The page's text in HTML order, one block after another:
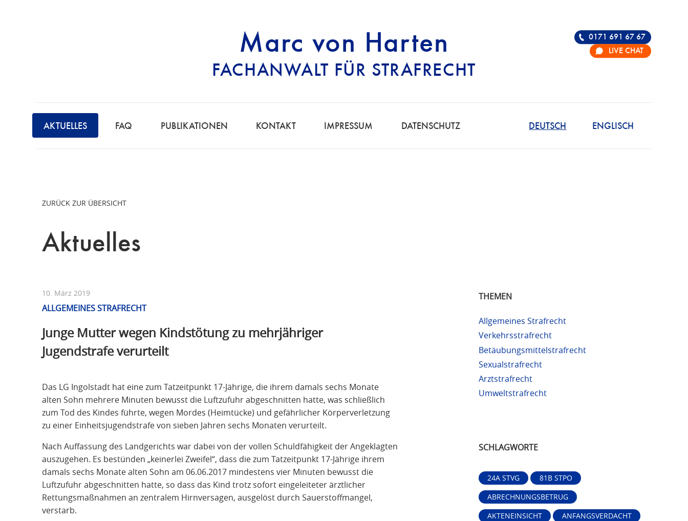
Marc von Harten
FACHANWALT FÜR STRAFRECHT
STRAFRECHT | RECHTSANWALT FÜR DIE
AKTUELLES FAQ PUBLIKATIONEN KONTAKT IMPRESSUM DATENSCHUTZ ENGLISCH
DEUTSCH
0171 691 67 67
LIVE CHAT
ZURÜCK ZUR ÜBERSICHT
Aktuelles
10. März 2019
ALLGEMEINES STRAFRECHT
Junge Mutter wegen Kindstötung zu mehrjähriger
Jugendstrafe verurteilt
Das LG Ingolstadt hat eine zum Tatzeitpunkt 17-Jährige, die ihrem damals sechs Monate
alten Sohn mehrere Minuten bewusst die Luftzufuhr abgeschnitten hatte, was schließlich
zum Tod des Kindes führte, wegen Mordes (Heimtücke) und gefährlicher Körperverletzung
zu einer Einheitsjugendstrafe von sieben Jahren sechs Monaten verurteilt.
Nach Auffassung des Landgerichts war dabei von der vollen Schuldfähigkeit der Angeklagten
auszugehen. Es bestünden „keinerlei Zweifel“, dass die zum Tatzeitpunkt 17-Jährige ihrem
damals sechs Monate alten Sohn am 06.06.2017 mindestens vier Minuten bewusst die
Luftzufuhr abgeschnitten hatte, so dass das Kind trotz sofort eingeleiteter ärztlicher
Rettungsmaßnahmen an zentralem Hirnversagen, ausgelöst durch Sauerstoffmangel,
verstarb.
THEMEN
Allgemeines Strafrecht
Verkehrsstrafrecht
Betäubungsmittelstrafrecht
Sexualstrafrecht
Arztstrafrecht
Umweltstrafrecht
SCHLAGWORTE
24A STVG
81B STPO
ABRECHNUNGSBETRUG
AKTENEINSICHT
ANFANGSVERDACHT